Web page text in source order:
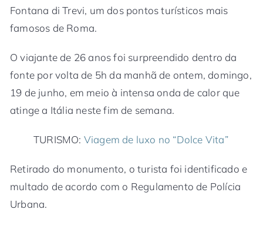
Fontana di Trevi, um dos pontos turísticos mais
famosos de Roma.
O viajante de 26 anos foi surpreendido dentro da
fonte por volta de 5h da manhã de ontem, domingo,
19 de junho, em meio à intensa onda de calor que
atinge a Itália neste fim de semana.
TURISMO: Viagem de luxo no “Dolce Vita”
Retirado do monumento, o turista foi identificado e
multado de acordo com o Regulamento de Polícia
Urbana.